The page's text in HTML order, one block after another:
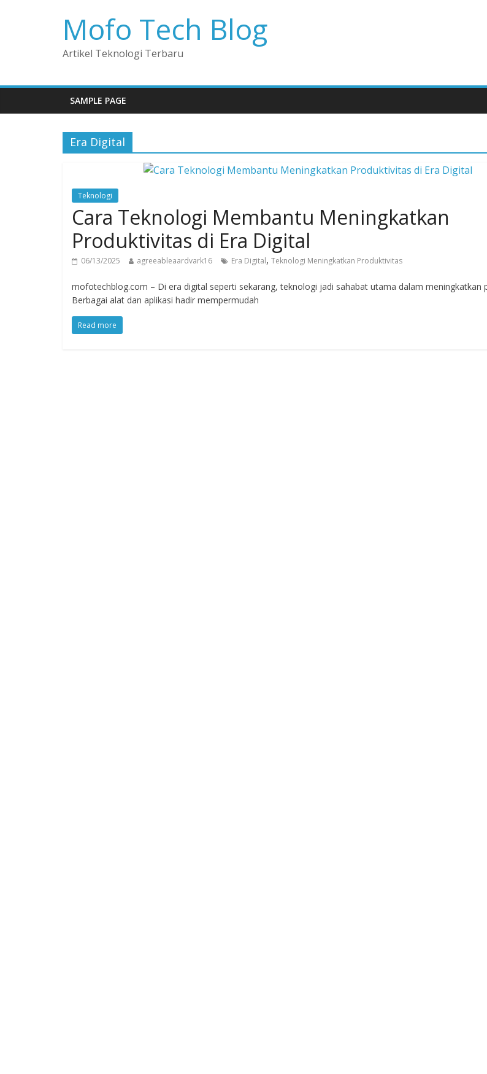
Mofo Tech Blog
Artikel Teknologi Terbaru
SAMPLE PAGE
Era Digital
Teknologi
Cara Teknologi Membantu Meningkatkan
Produktivitas di Era Digital
06/13/2025 agreeableaardvark16 Era Digital, Teknologi Meningkatkan Produktivitas
mofotechblog.com – Di era digital seperti sekarang, teknologi jadi sahabat utama dalam meningkatkan
Berbagai alat dan aplikasi hadir mempermudah
Read more